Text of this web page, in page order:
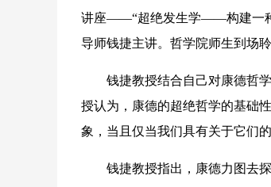
讲座——“超绝发生学——构建一种
导师钱捷主讲。哲学院师生到场聆
钱捷教授结合自己对康德哲学
授认为，康德的超绝哲学的基础
象，当且仅当我们具有关于它们的
钱捷教授指出，康德力图去探